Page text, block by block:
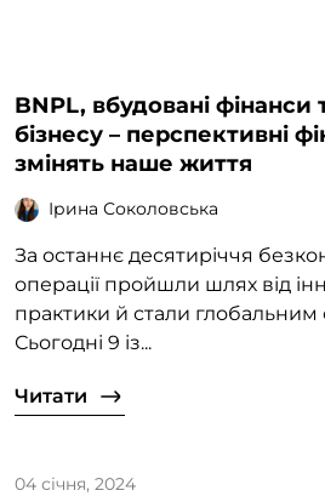
BNPL, вбудовані фінанси
бізнесу – перспективні
змінять наше життя
Ірина Соколовська
За останнє десятиріччя
операції пройшли шлях від
практики й стали глобальним
Сьогодні 9 із...
Читати
04 січня, 2024